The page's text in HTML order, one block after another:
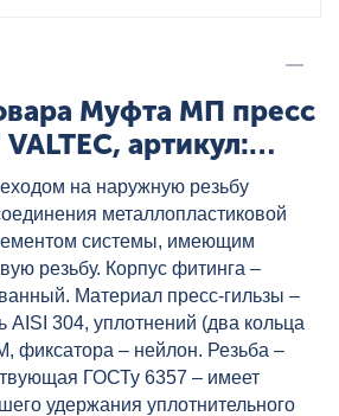
Муфта МП пресс
артикул:
на наружную резьбу
металлопластиковой
системы, имеющим
резьбу. Корпус фитинга –
Материал пресс-гильзы –
304, уплотнений (два кольца
фиксатора – нейлон. Резьба –
ГОСТу 6357 – имеет
удержания уплотнительного